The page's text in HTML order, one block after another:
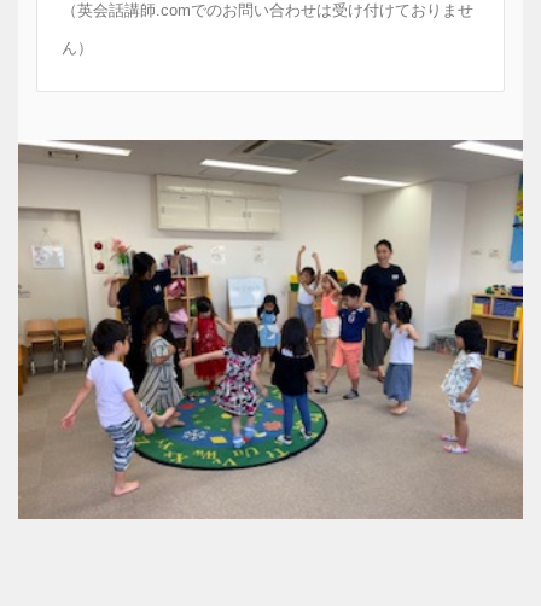
（英会話講師.comでのお問い合わせは受け付けておりませ
ん）